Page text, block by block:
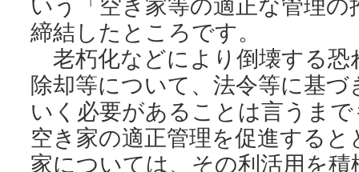
いう「空き家等の適正な管理
締結したところです。
老朽化などにより倒壊する恐
除却等について、法令等に基
いく必要があることは言うま
空き家の適正管理を促進する
家については、その利活用を